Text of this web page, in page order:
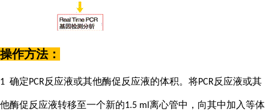
操作方法：
1 确定PCR反应液或其他酶促反应液的体积。将PCR反应液或其
他酶促反应液转移至一个新的1.5 ml 离心管中，向其中加入等体